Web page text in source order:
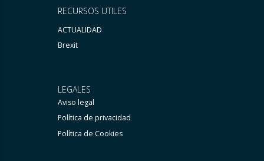
RECURSOS UTILES
ACTUALIDAD
Brexit
LEGALES
Aviso legal
Política de privacidad
Política de Cookies